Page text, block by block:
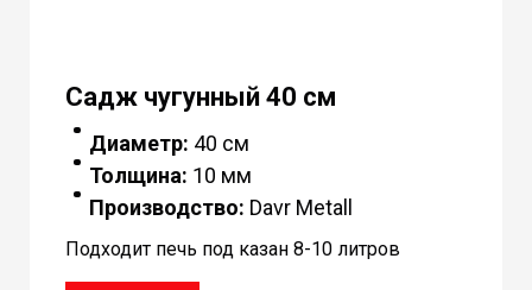
Садж чугунный 40 см
Диаметр: 40 см
Толщина: 10 мм
Производство: Davr Metall
Подходит печь под казан 8-10 литров